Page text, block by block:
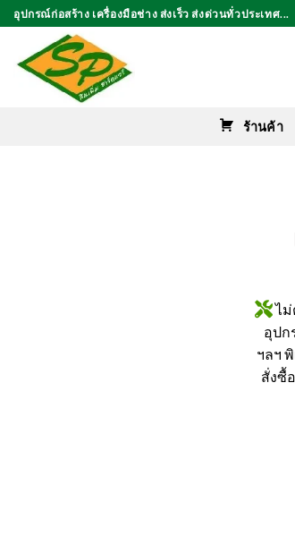
ข้าม
ไป
เนื้อหา
อุปกรณ์ก่อสร้าง เครื่องมือช่าง ส่งเร็ว ส่งด่วนทั่วประเทศ...
ร้านค้า
ไม่
อุปก
ฯลฯ
สั่งซื้